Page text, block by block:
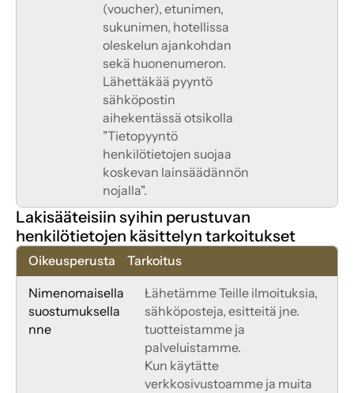
(voucher), etunimen,
sukunimen, hotellissa
oleskelun ajankohdan
sekä huonenumeron.
Lähettäkää pyyntö
sähköpostin
aihekentässä otsikolla
"Tietopyyntö
henkilötietojen suojaa
koskevan lainsäädännön
nojalla".
Lakisääteisiin syihin perustuvan
henkilötietojen käsittelyn tarkoitukset
Oikeusperusta Tarkoitus
Nimenomaisella
suostumuksella
nne
Lähetämme Teille ilmoituksia,
sähköposteja, esitteitä jne.
tuotteistamme ja
palveluistamme.
Kun käytätte
verkkosivustoamme ja muita